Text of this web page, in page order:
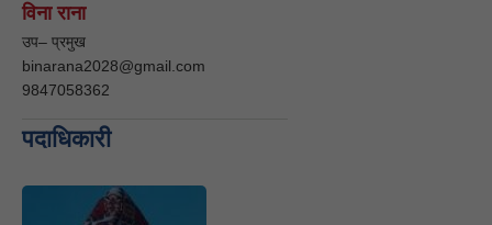
विना राना
उप– प्रमुख
binarana2028@gmail.com
9847058362
पदाधिकारी